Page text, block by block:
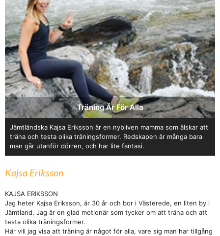
Träning Är För Alla
Jämtländska Kajsa Eriksson är en nybliven mamma som älskar att
träna och testa olika träningsformer. Redskapen är många bara
man går utanför dörren, och har lite fantasi.
Kajsa Eriksson
KAJSA ERIKSSON
Jag heter Kajsa Eriksson, är 30 år och bor i Västerede, en liten by i
Jämtland. Jag är en glad motionär som tycker om att träna och att
testa olika träningsformer.
Här vill jag visa att träning är något för alla, vare sig man har tillgång